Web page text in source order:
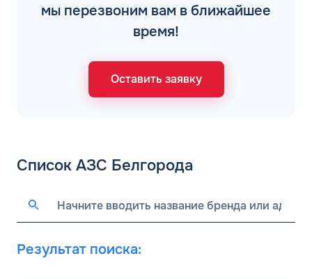
мы перезвоним вам в ближайшее
время!
Оставить заявку
Список АЗС Белгорода
Результат поиска: